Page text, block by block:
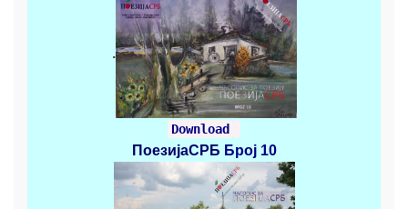
.
Download
ПоезијаСРБ Број 10